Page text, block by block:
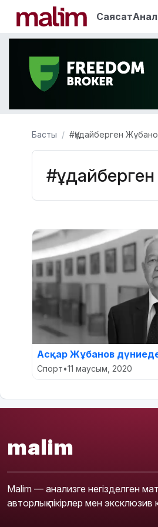
Саясат
Басты #Құдайберген
Асқар Жұбанов
Спорт•11 маусым, 2020
malim
Malim — анализге негізделген
авторлық пікірлер мен эксклюзив